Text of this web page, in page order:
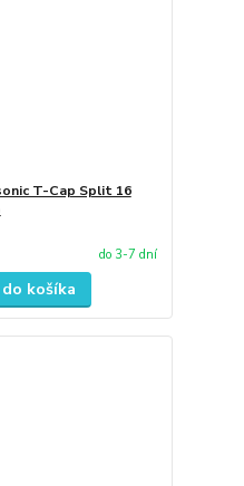
T-Cap Split 16
do 3-7 dní
košíka